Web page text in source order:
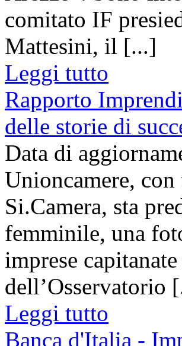
comitato IF
Mattesini, il [...]
Leggi tutto
Rapporto
delle storie di
Data di
Unioncamere,
Si.Camera, sta
femminile, una
imprese
dell’Osservatorio
Leggi tutto
Banca d'Italia -